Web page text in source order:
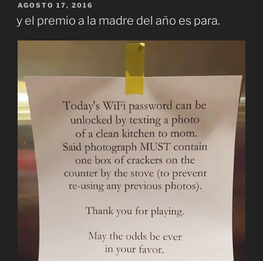
PUBLICADO
AGOSTO 17, 2016
y el premio a la madre del año es para.